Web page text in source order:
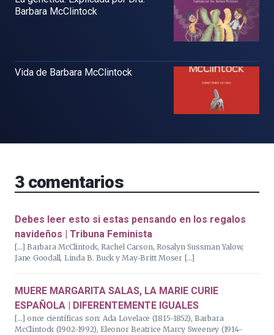
Barbara McClintock
Vida de Barbara McClintock
3comentarios
Debes leer esto si estas pensando en los regalos
navideños | Tribuna Feminista
[…] Barbara McClintock, Rachel Carson, Rosalyn Sussman Yalow,
Jane Goodall, Linda B. Buck y May-Britt Moser […]
MUERE MARGARITA SALAS, LA MARIE CURIE
ESPAÑOLA | DIFERENTEMENTE IGUALES
[…] once científicas son: Ada Lovelace (1815-1852), Barbara
McClintock (1902-1992), Eleonor Beatrice Marcy Sweeney (1914-